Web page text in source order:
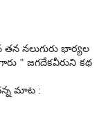
నలుగురు భార్యల
" జగదేకవీరుని కథ
మాట :